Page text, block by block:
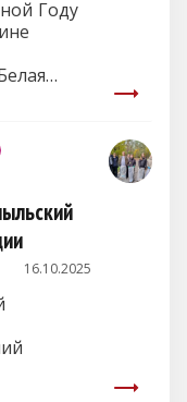
Году
16.10.2025